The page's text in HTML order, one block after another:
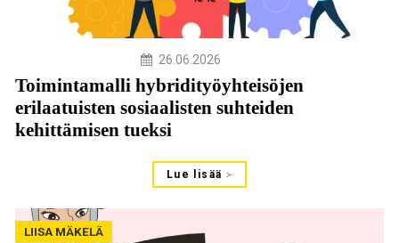
26.06.2026
Toimintamalli hybridityöyhteisöjen
erilaatuisten sosiaalisten suhteiden
kehittämisen tueksi
Lue lisää
LIISA MÄKELÄ